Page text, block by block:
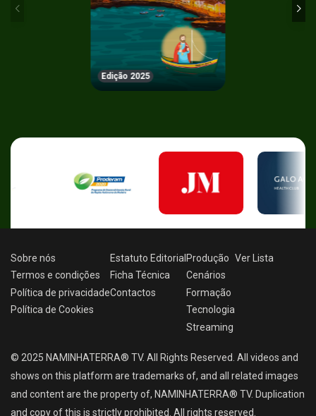
Edição 2025
Sobre nós
Termos e condições
Política de privacidade
Política de Cookies
Estatuto Editorial
Ficha Técnica
Contactos
Produção
Cenários
Formação
Tecnologia
Streaming
Ver Lista
© 2025 NAMINHATERRA® TV. All Rights Reserved. All videos and
shows on this platform are trademarks of, and all related images
and content are the property of, NAMINHATERRA® TV. Duplication
and copy of this is strictly prohibited. All rights reserved.